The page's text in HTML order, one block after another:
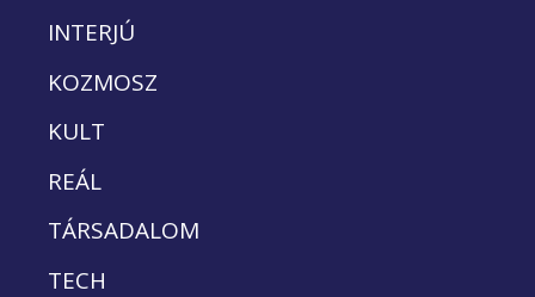
INTERJÚ
KOZMOSZ
KULT
REÁL
TÁRSADALOM
TECH